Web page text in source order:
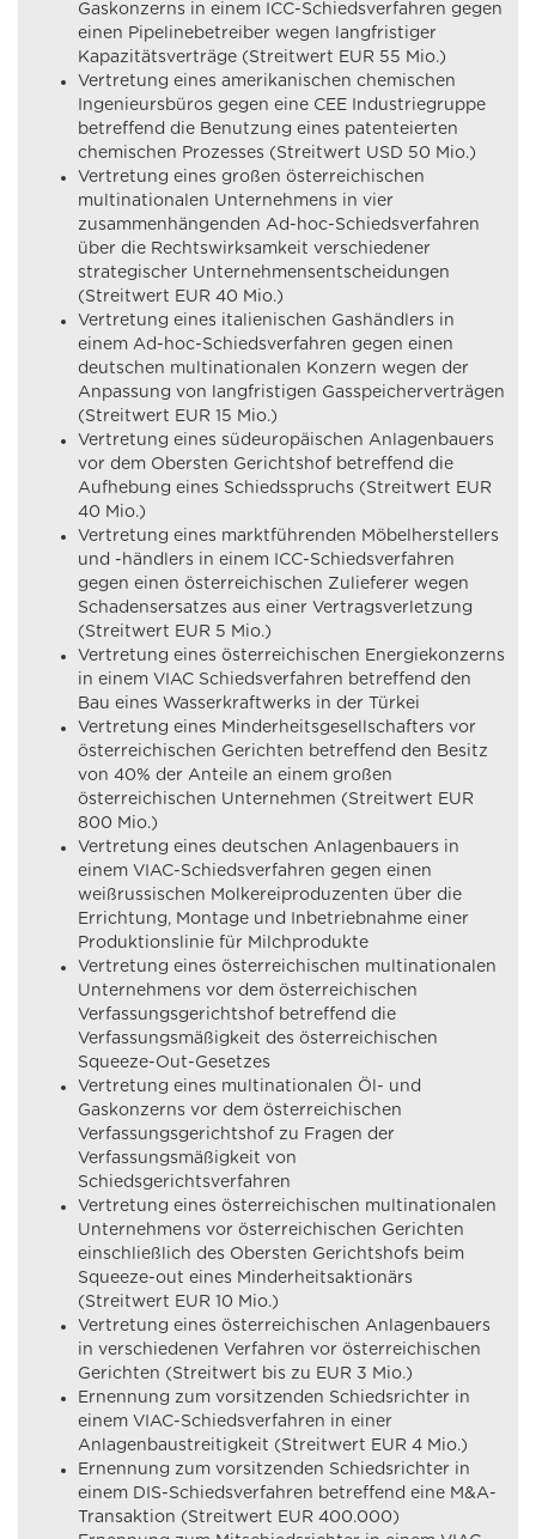
Gaskonzerns in einem ICC-Schiedsverfahren gegen
einen Pipelinebetreiber wegen langfristiger
Kapazitätsverträge (Streitwert EUR 55 Mio.)
Vertretung eines amerikanischen chemischen
Ingenieursbüros gegen eine CEE Industriegruppe
betreffend die Benutzung eines patenteierten
chemischen Prozesses (Streitwert USD 50 Mio.)
Vertretung eines großen österreichischen
multinationalen Unternehmens in vier
zusammenhängenden Ad-hoc-Schiedsverfahren
über die Rechtswirksamkeit verschiedener
strategischer Unternehmensentscheidungen
(Streitwert EUR 40 Mio.)
Vertretung eines italienischen Gashändlers in
einem Ad-hoc-Schiedsverfahren gegen einen
deutschen multinationalen Konzern wegen der
Anpassung von langfristigen Gasspeicherverträgen
(Streitwert EUR 15 Mio.)
Vertretung eines südeuropäischen Anlagenbauers
vor dem Obersten Gerichtshof betreffend die
Aufhebung eines Schiedsspruchs (Streitwert EUR
40 Mio.)
Vertretung eines marktführenden Möbelherstellers
und -händlers in einem ICC-Schiedsverfahren
gegen einen österreichischen Zulieferer wegen
Schadensersatzes aus einer Vertragsverletzung
(Streitwert EUR 5 Mio.)
Vertretung eines österreichischen Energiekonzerns
in einem VIAC Schiedsverfahren betreffend den
Bau eines Wasserkraftwerks in der Türkei
Vertretung eines Minderheitsgesellschafters vor
österreichischen Gerichten betreffend den Besitz
von 40% der Anteile an einem großen
österreichischen Unternehmen (Streitwert EUR
800 Mio.)
Vertretung eines deutschen Anlagenbauers in
einem VIAC-Schiedsverfahren gegen einen
weißrussischen Molkereiproduzenten über die
Errichtung, Montage und Inbetriebnahme einer
Produktionslinie für Milchprodukte
Vertretung eines österreichischen multinationalen
Unternehmens vor dem österreichischen
Verfassungsgerichtshof betreffend die
Verfassungsmäßigkeit des österreichischen
Squeeze-Out-Gesetzes
Vertretung eines multinationalen Öl- und
Gaskonzerns vor dem österreichischen
Verfassungsgerichtshof zu Fragen der
Verfassungsmäßigkeit von
Schiedsgerichtsverfahren
Vertretung eines österreichischen multinationalen
Unternehmens vor österreichischen Gerichten
einschließlich des Obersten Gerichtshofs beim
Squeeze-out eines Minderheitsaktionärs
(Streitwert EUR 10 Mio.)
Vertretung eines österreichischen Anlagenbauers
in verschiedenen Verfahren vor österreichischen
Gerichten (Streitwert bis zu EUR 3 Mio.)
Ernennung zum vorsitzenden Schiedsrichter in
einem VIAC-Schiedsverfahren in einer
Anlagenbaustreitigkeit (Streitwert EUR 4 Mio.)
Ernennung zum vorsitzenden Schiedsrichter in
einem DIS-Schiedsverfahren betreffend eine M&A-
Transaktion (Streitwert EUR 400.000)